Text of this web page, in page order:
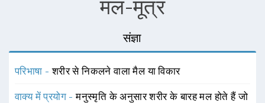
मल-मूत्र
संज्ञा
परिभाषा -शरीर से निकलने वाला मैल या विकार
वाक्य में प्रयोग -मनुस्मृति के अनुसार शरीर के बारह मल होते हैं जो